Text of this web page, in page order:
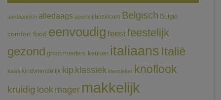
aardappelen alledaags aperitief basilicum Belgisch België
comfort food eenvoudig feestfeestelijk
gezond grootmoeders keuken italiaans Italië
kaas kindvriendelijk kip klassiek klassieker knoflook
kruidig look mager makkelijk